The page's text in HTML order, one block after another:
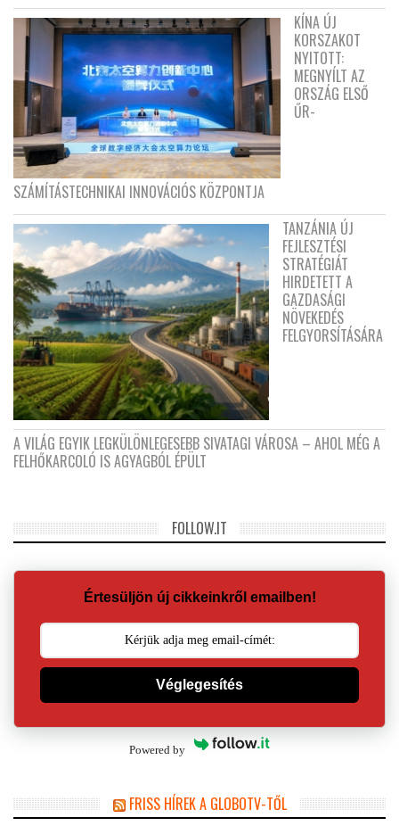
KÍNA ÚJ
KORSZAKOT
NYITOTT:
MEGNYÍLT AZ
ORSZÁG ELSŐ
ŰR-
SZÁMÍTÁSTECHNIKAI INNOVÁCIÓS KÖZPONTJA
TANZÁNIA ÚJ
FEJLESZTÉSI
STRATÉGIÁT
HIRDETETT A
GAZDASÁGI
NÖVEKEDÉS
FELGYORSÍTÁSÁRA
A VILÁG EGYIK LEGKÜLÖNLEGESEBB SIVATAGI VÁROSA – AHOL MÉG A
FELHŐKARCOLÓ IS AGYAGBÓL ÉPÜLT
FOLLOW.IT
Értesüljön új cikkeinkről emailben!
Véglegesítés
Powered by
FRISS HÍREK A GLOBOTV-TŐL